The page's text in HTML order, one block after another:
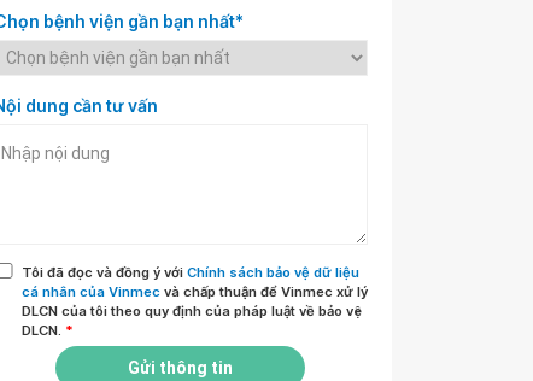
bệnh viện gần bạn nhất*
dung cần tư vấn
Tôi đã đọc và đồng ý với Chính sách bảo vệ dữ liệu
cá nhân của Vinmec và chấp thuận để Vinmec xử lý
DLCN của tôi theo quy định của pháp luật về bảo vệ
DLCN. *
Gửi thông tin